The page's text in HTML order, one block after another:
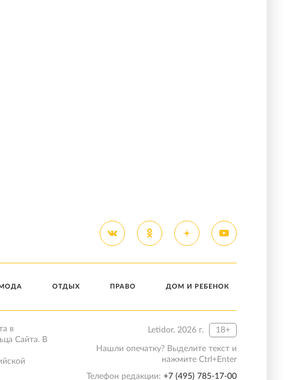
МОДА ОТДЫХ ПРАВО ДОМ И РЕБЕНОК
Letidor, 2026 г. 18+
Нашли опечатку? Выделите текст и
нажмите Ctrl+Enter
Телефон редакции: +7 (495) 785-17-00
в
Сайта. В